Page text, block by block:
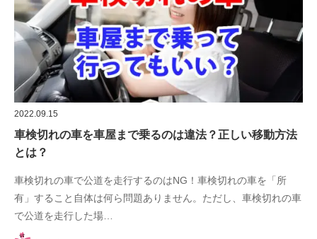
2022.09.15
車検切れの車を車屋まで乗るのは違法？正しい移動方法
とは？
車検切れの車で公道を走行するのはNG！車検切れの車を「所
有」すること自体は何ら問題ありません。ただし、車検切れの車
で公道を走行した場…